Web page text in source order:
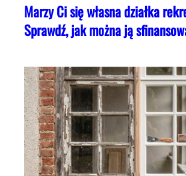
Marzy Ci się własna działka
Sprawdź, jak można ją